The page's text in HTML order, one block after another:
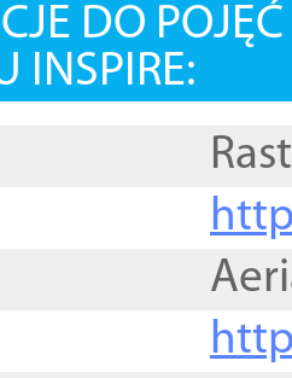
DO
INSPIRE: